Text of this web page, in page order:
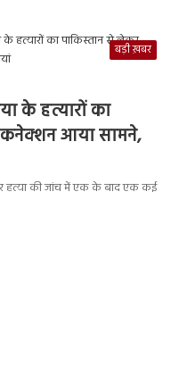
बड़ी ख़बर
के हत्यारों का
आया सामने,
हत्या की जांच में एक के बाद एक कई